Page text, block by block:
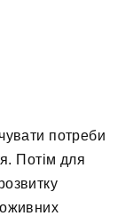
потреби
Потім для